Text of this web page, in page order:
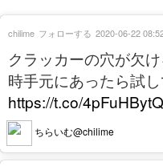
クラッカーの穴が欠
時手元にあったら試
https://t.co/
ちらいむ@chilime
chilime フォローする 2020-06-22